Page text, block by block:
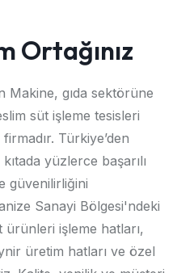
Ortağınız
Makine, gıda sektörüne
süt işleme tesisleri
Türkiye’den
yüzlerce başarılı
güvenilirliğini
Sanayi Bölgesi'ndeki
işleme hatları,
üretim hatları ve özel